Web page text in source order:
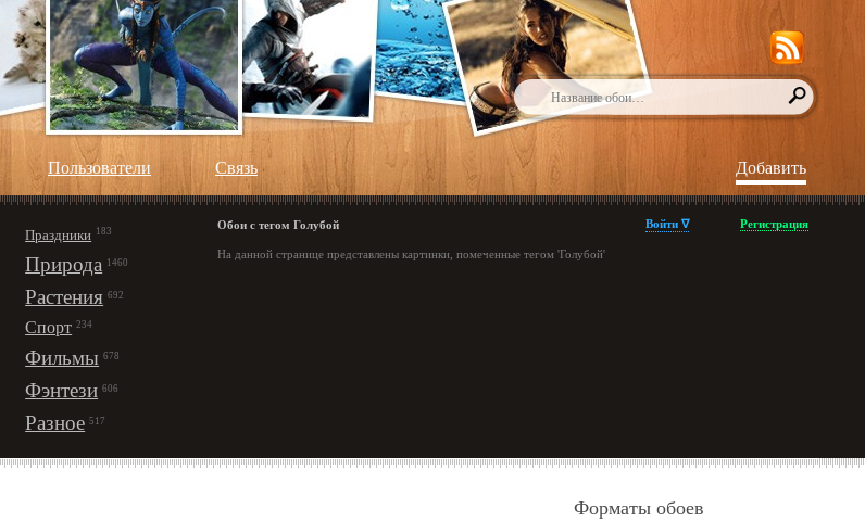
Пользователи Cвязь Добавить
Праздники 183
Природа 1460
Растения 692
Спорт 234
Фильмы 678
Фэнтези 606
Разное 517
Войти ∇ Регистрация
Обои с тегом Голубой
На данной странице представлены картинки, помеченные тегом 'Голубой'
Форматы обоев